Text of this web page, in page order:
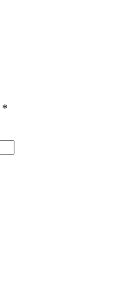
*